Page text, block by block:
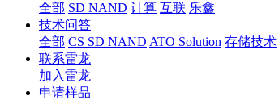
全部 SD NAND 计算 互联 乐鑫
技术问答
全部 CS SD NAND ATO Solution 存储技术
联系雷龙
加入雷龙
申请样品